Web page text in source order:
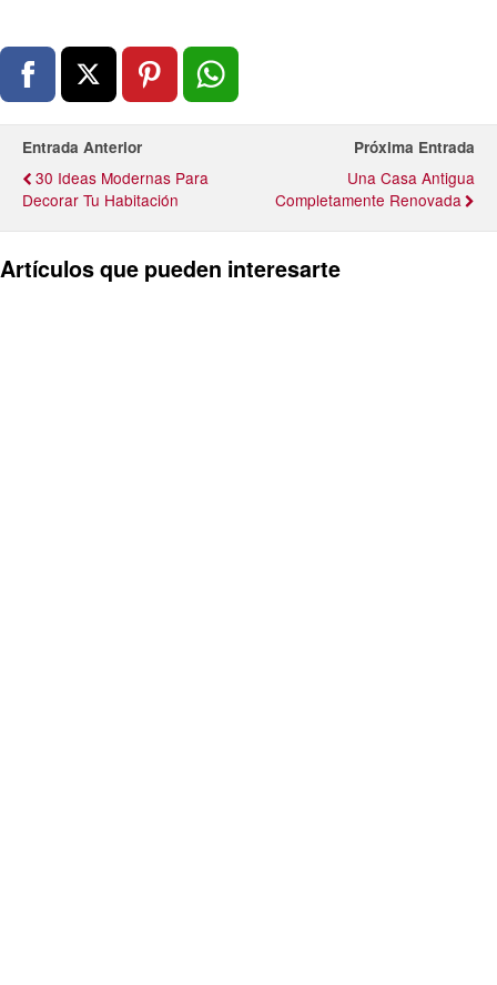
Entrada Anterior
30 Ideas Modernas Para
Decorar Tu Habitación
Próxima Entrada
Una Casa Antigua
Completamente Renovada
Artículos que pueden interesarte